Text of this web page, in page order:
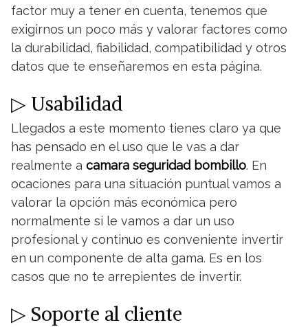
factor muy a tener en cuenta, tenemos que
exigirnos un poco más y valorar factores como
la durabilidad, fiabilidad, compatibilidad y otros
datos que te enseñaremos en esta página.
▷ Usabilidad
Llegados a este momento tienes claro ya que
has pensado en el uso que le vas a dar
realmente a camara seguridad bombillo. En
ocaciones para una situación puntual vamos a
valorar la opción más económica pero
normalmente si le vamos a dar un uso
profesional y continuo es conveniente invertir
en un componente de alta gama. Es en los
casos que no te arrepientes de invertir.
▷ Soporte al cliente